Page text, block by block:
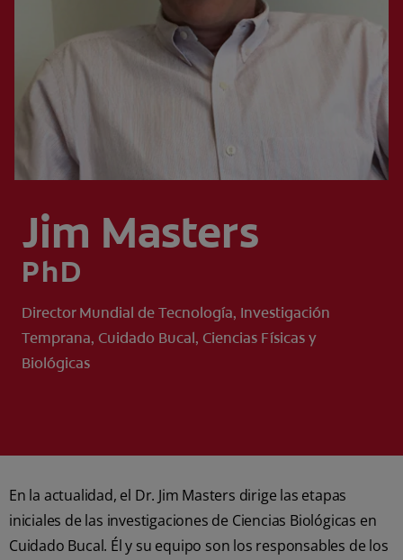
CHEQUEO DE SALUD BUCAL
SELECCIÓN DE PRODUCTOS
CUPONES
Jim Masters
PhD
Director Mundial de Tecnología, Investigación
Temprana, Cuidado Bucal, Ciencias Físicas y
Biológicas
En la actualidad, el Dr. Jim Masters dirige las etapas
iniciales de las investigaciones de Ciencias Biológicas en
Cuidado Bucal. Él y su equipo son los responsables de los